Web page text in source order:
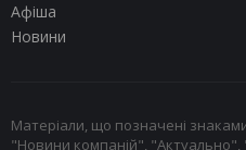
Афіша
Новини
Матеріали, що позначені
"Новини компаній", "Актуально",